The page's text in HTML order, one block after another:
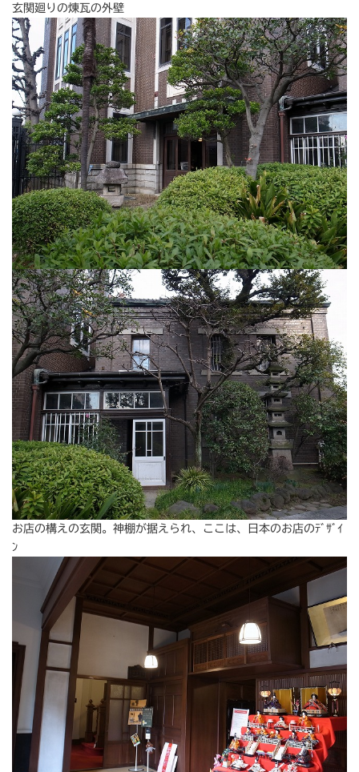
玄関廻りの煉瓦の外壁
お店の構えの玄関。神棚が据えられ、ここは、日本のお店のﾃﾞｻﾞｲ
ﾝ